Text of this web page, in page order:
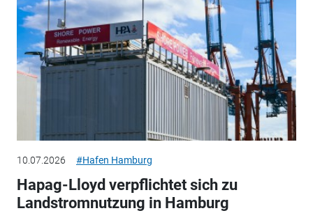
10.07.2026 #Hafen Hamburg
Hapag-Lloyd verpflichtet sich zu
Landstromnutzung in Hamburg